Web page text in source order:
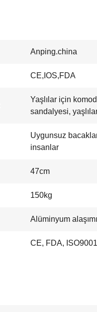
Anping.china
CE,IOS,FDA
Yaşlılar için
sandalyesi,
Uygunsuz
insanlar
47cm
150kg
Alüminyum alaşımı
CE, FDA,